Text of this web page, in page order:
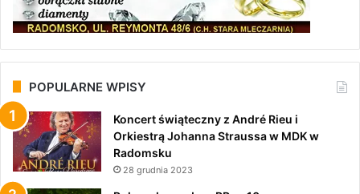
POPULARNE WPISY
Koncert świąteczny z André Rieu i
Orkiestrą Johanna Straussa w MDK w
Radomsku
28 grudnia 2023